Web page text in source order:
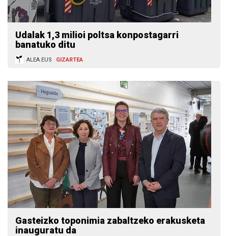
Udalak 1,3 milioi poltsa konpostagarri
banatuko ditu
ALEA.EUS GIZARTEA
Gasteizko toponimia zabaltzeko erakusketa
inauguratu da